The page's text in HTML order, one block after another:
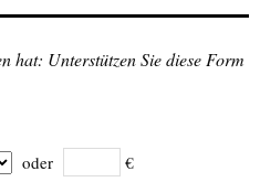
hat: Unterstützen Sie diese Form
oder €